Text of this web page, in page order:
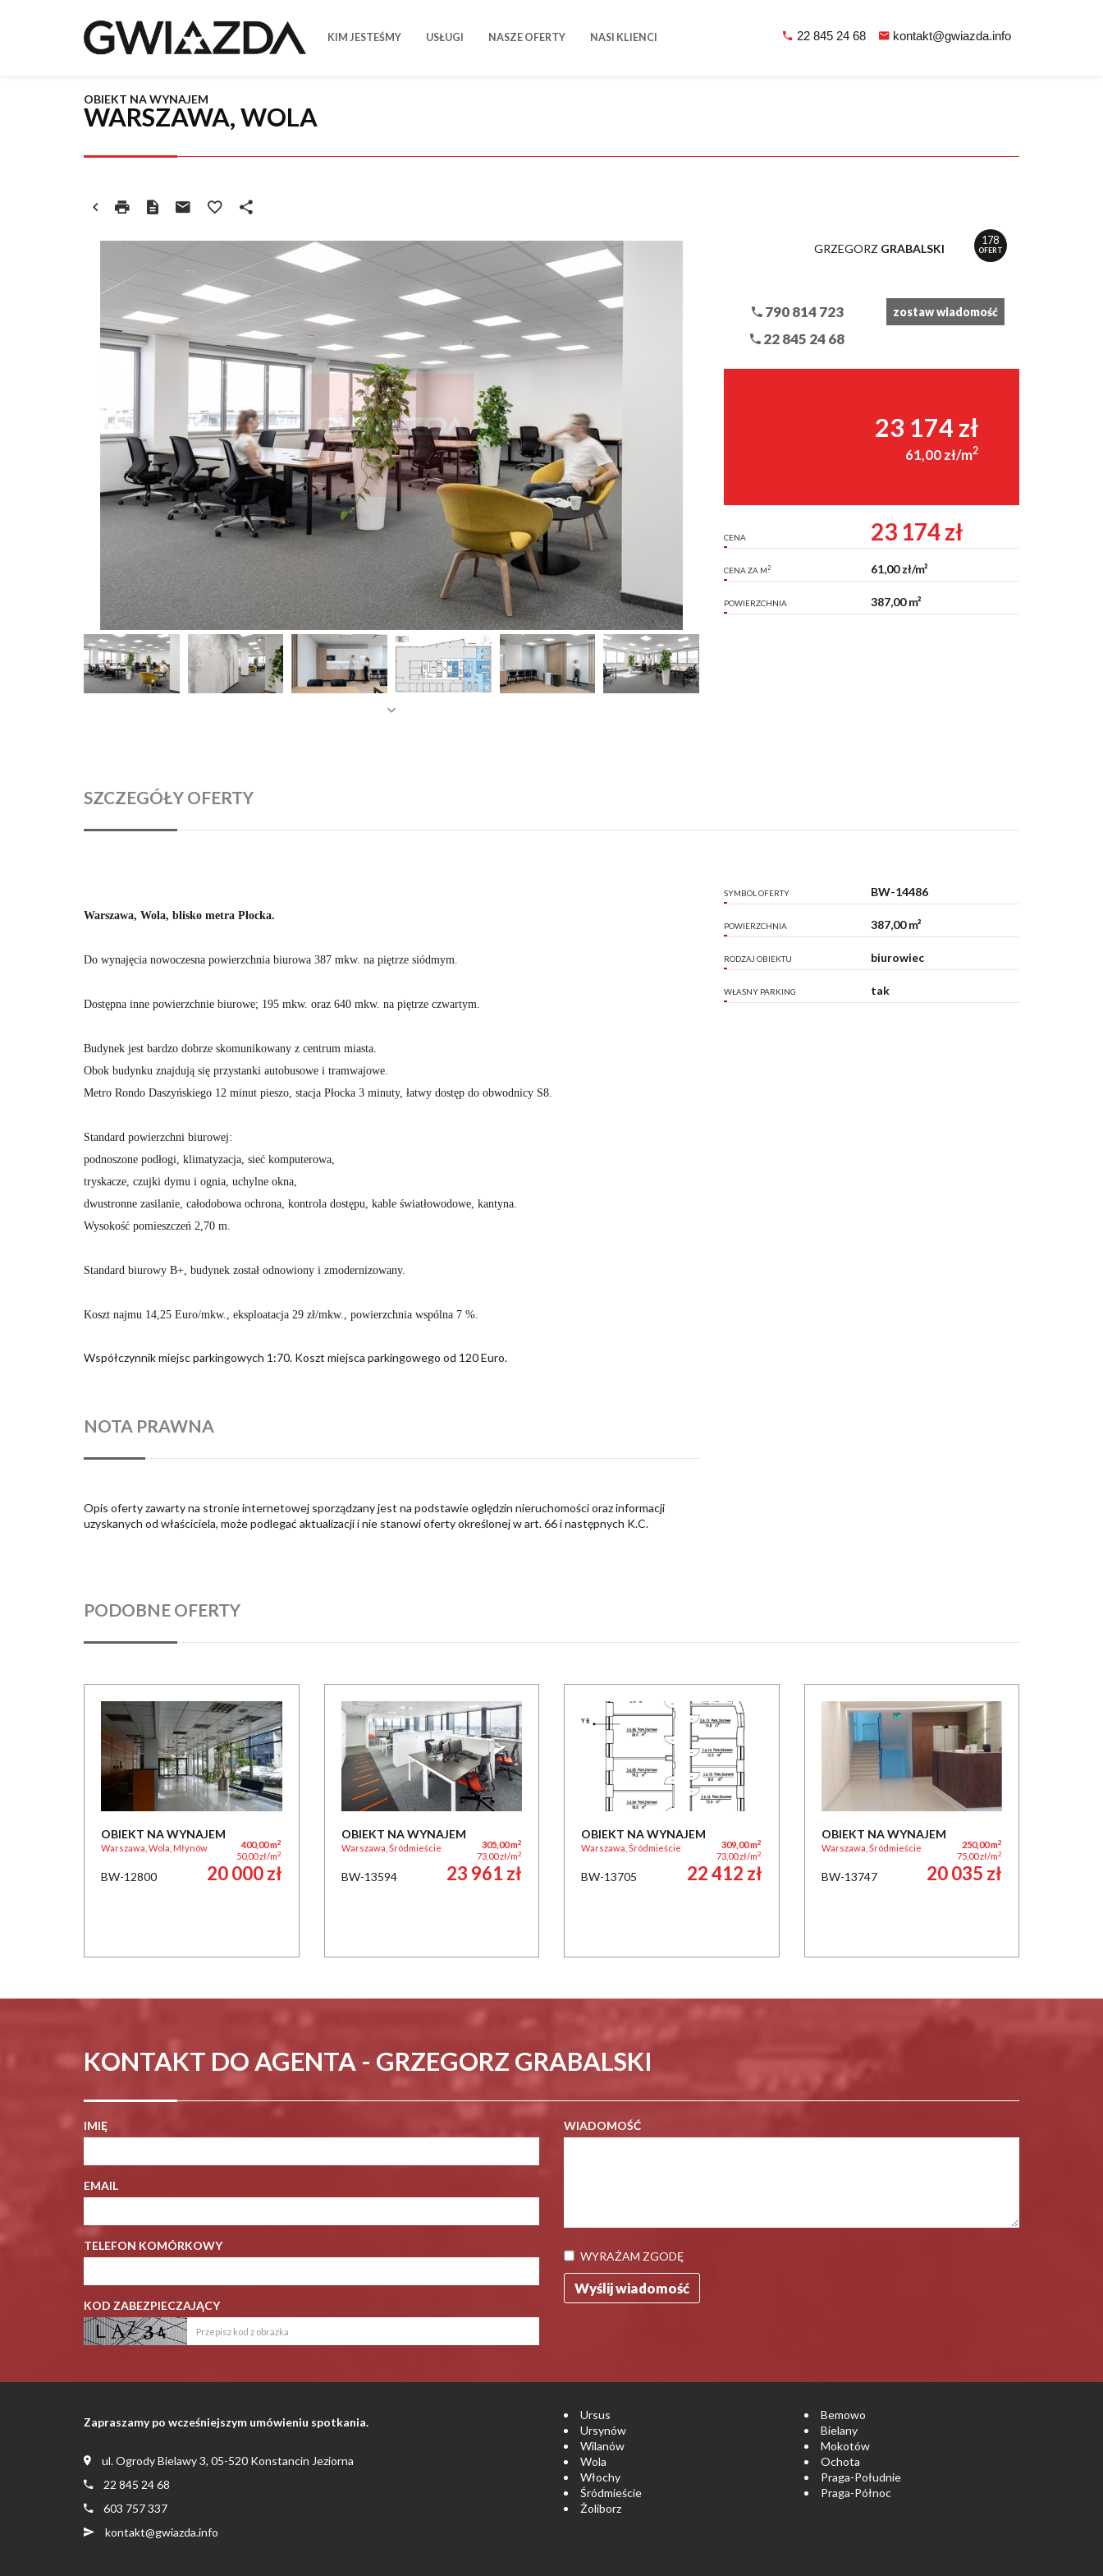
KIM JESTEŚMY USŁUGI NASZE OFERTY NASI KLIENCI 22 845 24 68 kontakt@gwiazda.info
WARSZAWA, WOLA
OBIEKT NA WYNAJEM
178
OFERT
GRZEGORZ GRABALSKI
790 814 723
22 845 24 68
zostaw wiadomość
23 174 zł
61,00 zł/m2
CENA 23 174 zł
CENA ZA M2 61,00 zł/m²
POWIERZCHNIA 387,00 m²
SZCZEGÓŁY OFERTY
Warszawa, Wola, blisko metra Płocka.
Do wynajęcia nowoczesna powierzchnia biurowa 387 mkw. na piętrze siódmym.
Dostępna inne powierzchnie biurowe; 195 mkw. oraz 640 mkw. na piętrze czwartym.
Budynek jest bardzo dobrze skomunikowany z centrum miasta.
Obok budynku znajdują się przystanki autobusowe i tramwajowe.
Metro Rondo Daszyńskiego 12 minut pieszo, stacja Płocka 3 minuty, łatwy dostęp do obwodnicy S8.
Standard powierzchni biurowej:
podnoszone podłogi, klimatyzacja, sieć komputerowa,
tryskacze, czujki dymu i ognia, uchylne okna,
dwustronne zasilanie, całodobowa ochrona, kontrola dostępu, kable światłowodowe, kantyna.
Wysokość pomieszczeń 2,70 m.
Standard biurowy B+, budynek został odnowiony i zmodernizowany.
Koszt najmu 14,25 Euro/mkw., eksploatacja 29 zł/mkw., powierzchnia wspólna 7 %.
Współczynnik miejsc parkingowych 1:70. Koszt miejsca parkingowego od 120 Euro.
NOTA PRAWNA
Opis oferty zawarty na stronie internetowej sporządzany jest na podstawie oględzin nieruchomości oraz informacji
uzyskanych od właściciela, może podlegać aktualizacji i nie stanowi oferty określonej w art. 66 i następnych K.C.
SYMBOL OFERTY BW-14486
POWIERZCHNIA 387,00 m²
RODZAJ OBIEKTU biurowiec
WŁASNY PARKING tak
PODOBNE OFERTY
OBIEKT NA WYNAJEM
Warszawa, Wola, Młynów 400,00 m2
50,00 zł/m2
BW-12800 20 000 zł
OBIEKT NA WYNAJEM
Warszawa, Śródmieście 305,00 m2
73,00 zł/m2
BW-13594 23 961 zł
OBIEKT NA WYNAJEM
Warszawa, Śródmieście 309,00 m2
73,00 zł/m2
BW-13705 22 412 zł
OBIEKT NA WYNAJEM
Warszawa, Śródmieście 250,00 m2
75,00 zł/m2
BW-13747 20 035 zł
KONTAKT DO AGENTA - GRZEGORZ GRABALSKI
IMIĘ
EMAIL
TELEFON KOMÓRKOWY
KOD ZABEZPIECZAJĄCY
WIADOMOŚĆ
WYRAŻAM ZGODĘ
Zapraszamy po wcześniejszym umówieniu spotkania.
ul. Ogrody Bielawy 3, 05-520 Konstancin Jeziorna
22 845 24 68
603 757 337
kontakt@gwiazda.info
Ursus
Ursynów
Wilanów
Wola
Włochy
Śródmieście
Żoliborz
Bemowo
Bielany
Mokotów
Ochota
Praga-Południe
Praga-Północ